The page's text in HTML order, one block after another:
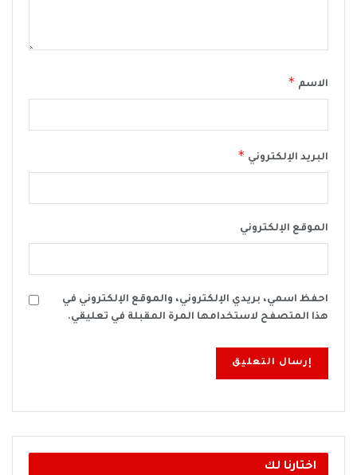
الاسم *
البريد الإلكتروني *
الموقع الإلكتروني
احفظ اسمي، بريدي الإلكتروني، والموقع الإلكتروني في
هذا المتصفح لاستخدامها المرة المقبلة في تعليقي.
اختارنا لك